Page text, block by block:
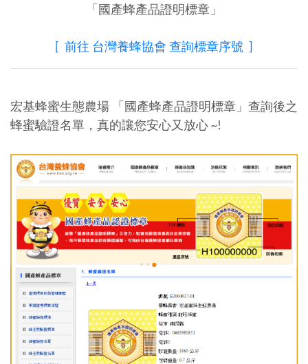
「國產蜂產品證明標章」
[ 前往 台灣養蜂協會 查詢標章序號 ]
宏基蜂蜜生態農場 「國產蜂產品證明標章」查詢後之
蜂蜜驗證名單，真的讓您安心又放心 ~!